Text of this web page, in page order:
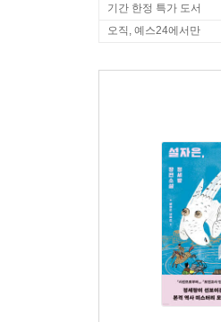
기간 한정 특가 도서
오직, 예스24에서만